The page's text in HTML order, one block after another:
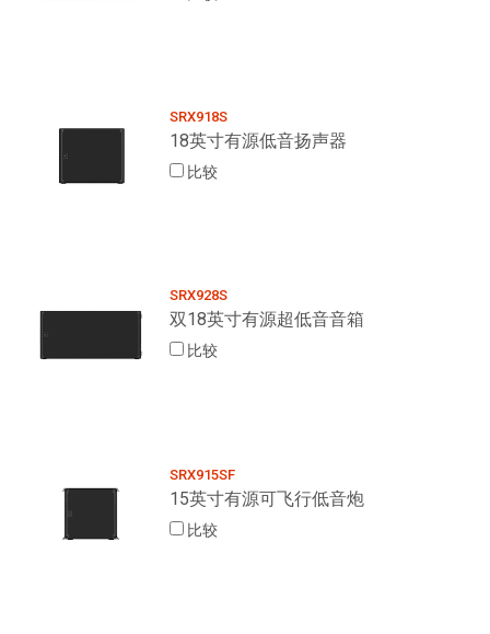
SRX918S
18英寸有源低音扬声器
比较
SRX928S
双18英寸有源超低音音箱
比较
SRX915SF
15英寸有源可飞行低音炮
比较